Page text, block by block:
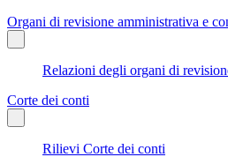
Organi di revisione amministrativa e
Relazioni degli organi di
Corte dei conti
Rilievi Corte dei conti